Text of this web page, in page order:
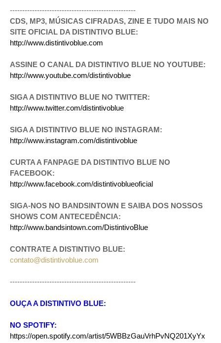
---------------------------------------------------
CDS, MP3, MÚSICAS CIFRADAS, ZINE E TUDO MAIS NO
SITE OFICIAL DA DISTINTIVO BLUE:
http://www.distintivoblue.com
ASSINE O CANAL DA DISTINTIVO BLUE NO YOUTUBE:
http://www.youtube.com/distintivoblue
SIGA A DISTINTIVO BLUE NO TWITTER:
http://www.twitter.com/distintivoblue
SIGA A DISTINTIVO BLUE NO INSTAGRAM:
http://www.instagram.com/distintivoblue
CURTA A FANPAGE DA DISTINTIVO BLUE NO
FACEBOOK:
http://www.facebook.com/distintivoblueoficial
SIGA-NOS NO BANDSINTOWN E SAIBA DOS NOSSOS
SHOWS COM ANTECEDÊNCIA:
http://www.bandsintown.com/DistintivoBlue
CONTRATE A DISTINTIVO BLUE:
contato@distintivoblue.com
---------------------------------------------------
OUÇA A DISTINTIVO BLUE:
NO SPOTIFY:
https://open.spotify.com/artist/5WBBzGauVrhPvNQ201XyYx